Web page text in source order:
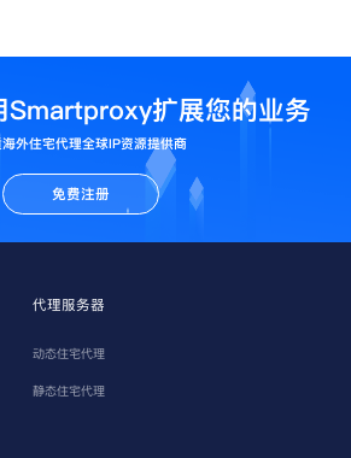
Smartproxy扩展您的业务
外住宅代理全球IP资源提供商
免费注册
代理服务器
动态住宅代理
静态住宅代理